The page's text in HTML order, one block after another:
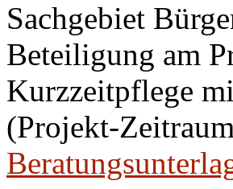
Sachgebiet
Beteiligung am
Kurzzeitpflege
(Projekt-